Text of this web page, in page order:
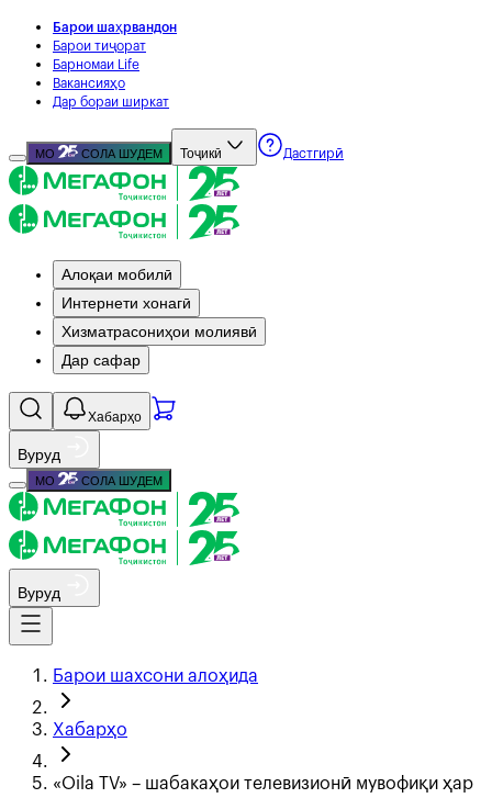
Барои шаҳрвандон
Барои тиҷорат
Барномаи Life
Вакансияҳо
Дар бораи ширкат
МО СОЛА ШУДЕМ Тоҷикӣ Дастгирӣ
Алоқаи мобилӣ
Интернети хонагӣ
Хизматрасониҳои молиявӣ
Дар сафар
Хабарҳо
Вуруд
МО СОЛА ШУДЕМ
Вуруд
Барои шахсони алоҳида
Хабарҳо
«Oila TV» – шабакаҳои телевизионӣ мувофиқи ҳар